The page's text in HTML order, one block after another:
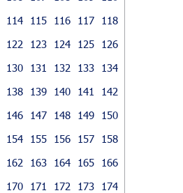
114 115 116 117
118
122 123 124 125
126
130 131 132 133
134
138 139 140 141
142
146 147 148 149
150
154 155 156 157
158
162 163 164 165
166
170 171 172 173
174